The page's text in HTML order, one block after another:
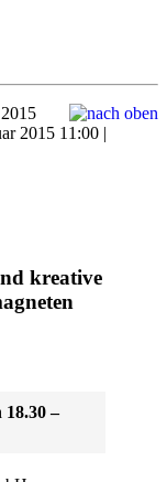
2015 11:00 |
kreative
18.30 –